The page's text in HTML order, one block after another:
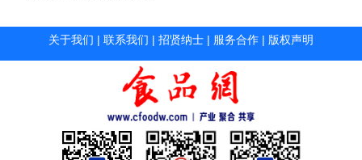
关于我们 | 联系我们 | 招贤纳士 | 服务合作 | 版权声明